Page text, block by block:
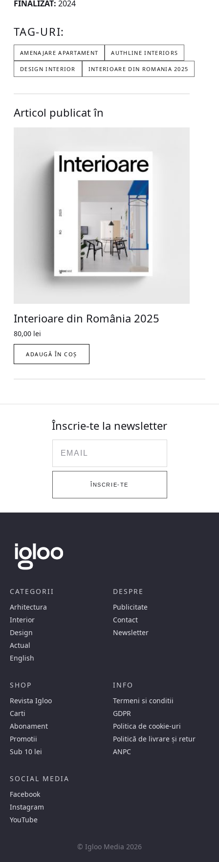
FINALIZAT: 2024
TAG-URI:
AMENAJARE APARTAMENT AUTHLINE INTERIORS
DESIGN INTERIOR INTERIOARE DIN ROMANIA 2025
Articol publicat în
Interioare din România 2025
80,00 lei
ADAUGĂ ÎN COȘ
Înscrie-te la newsletter
ÎNSCRIE-TE
CATEGORII
Arhitectura
Interior
Design
Actual
English
DESPRE
Publicitate
Contact
Newsletter
SHOP
Revista Igloo
Carti
Abonament
Promotii
Sub 10 lei
INFO
Termeni si conditii
GDPR
Politica de cookie-uri
Politică de livrare și retur
ANPC
SOCIAL MEDIA
Facebook
Instagram
YouTube
© Igloo Media 2026